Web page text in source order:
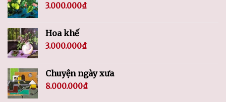
3.000.000₫
Hoa khế
3.000.000₫
Chuyện ngày xưa
8.000.000₫